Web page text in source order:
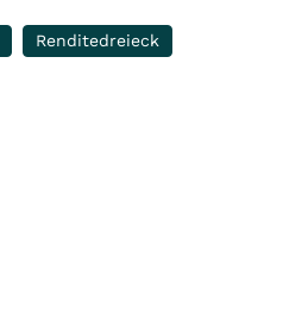
Renditedreieck